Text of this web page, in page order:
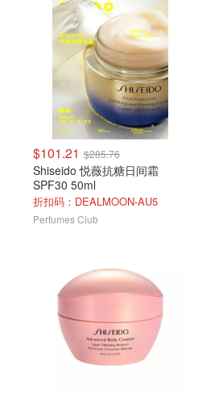
$101.21 $285.76
Shiseido 悦薇抗糖日间霜
SPF30 50ml
折扣码：DEALMOON-AU5
Perfumes Club